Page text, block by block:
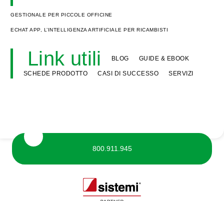
GESTIONALE PER PICCOLE OFFICINE
ECHAT APP, L’INTELLIGENZA ARTIFICIALE PER RICAMBISTI
Link utili BLOG GUIDE & EBOOK
SCHEDE PRODOTTO CASI DI SUCCESSO SERVIZI
800.911.945